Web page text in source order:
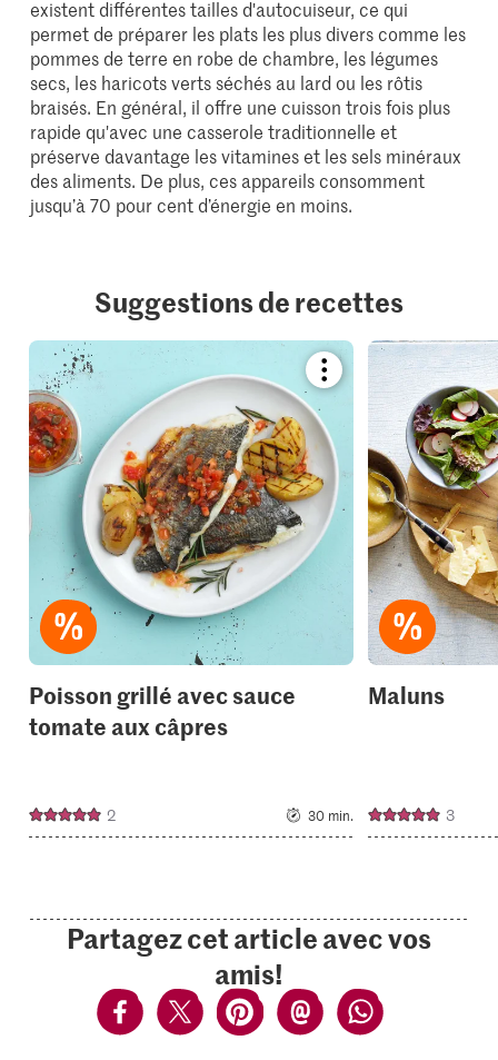
existent différentes tailles d'autocuiseur, ce qui
permet de préparer les plats les plus divers comme les
pommes de terre en robe de chambre, les légumes
secs, les haricots verts séchés au lard ou les rôtis
braisés. En général, il offre une cuisson trois fois plus
rapide qu'avec une casserole traditionnelle et
préserve davantage les vitamines et les sels minéraux
des aliments. De plus, ces appareils consomment
jusqu’à 70 pour cent d’énergie en moins.
Suggestions de recettes
Bookmark
recipe
add
it
to
your
collections.
Poisson grillé avec sauce
tomate aux câpres
2 30 min.
Maluns
3
Partagez cet article avec vos
amis!